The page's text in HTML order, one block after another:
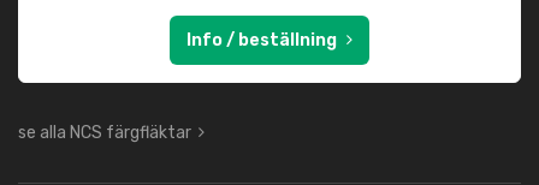
Info / beställning
se alla NCS färgfläktar